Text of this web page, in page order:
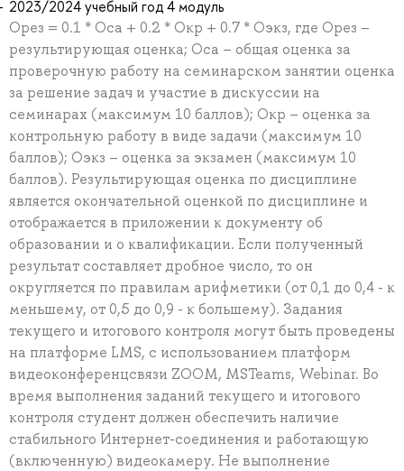
2023/2024 учебный год 4 модуль
Орез = 0.1 * Оса + 0.2 * Окр + 0.7 * Оэкз, где Орез –
результирующая оценка; Оса – общая оценка за
проверочную работу на семинарском занятии оценка
за решение задач и участие в дискуссии на
семинарах (максимум 10 баллов); Окр – оценка за
контрольную работу в виде задачи (максимум 10
баллов); Оэкз – оценка за экзамен (максимум 10
баллов). Результирующая оценка по дисциплине
является окончательной оценкой по дисциплине и
отображается в приложении к документу об
образовании и о квалификации. Если полученный
результат составляет дробное число, то он
округляется по правилам арифметики (от 0,1 до 0,4 - к
меньшему, от 0,5 до 0,9 - к большему). Задания
текущего и итогового контроля могут быть проведены
на платформе LMS, с использованием платформ
видеоконференцсвязи ZOOM, MSTeams, Webinar. Во
время выполнения заданий текущего и итогового
контроля студент должен обеспечить наличие
стабильного Интернет-соединения и работающую
(включенную) видеокамеру. Не выполнение